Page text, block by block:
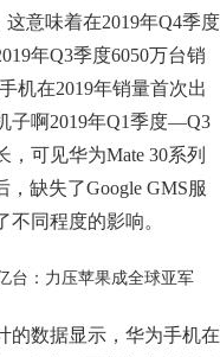
意味着在2019年Q4季度
年Q3季度6050万台销
机在2019年销量首次出
子啊2019年Q1季度—Q3
可见华为Mate 30系列
缺失了Google GMS服
同程度的影响。
的数据显示，华为手机在